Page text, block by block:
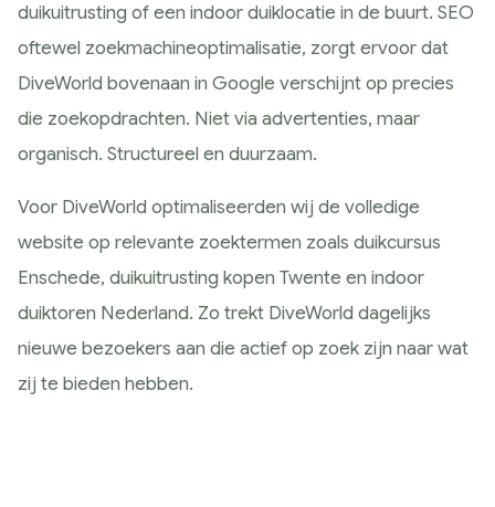
duikuitrusting of een indoor duiklocatie in de buurt. SEO
oftewel zoekmachineoptimalisatie, zorgt ervoor dat
DiveWorld bovenaan in Google verschijnt op precies
die zoekopdrachten. Niet via advertenties, maar
organisch. Structureel en duurzaam.
Voor DiveWorld optimaliseerden wij de volledige
website op relevante zoektermen zoals duikcursus
Enschede, duikuitrusting kopen Twente en indoor
duiktoren Nederland. Zo trekt DiveWorld dagelijks
nieuwe bezoekers aan die actief op zoek zijn naar wat
zij te bieden hebben.